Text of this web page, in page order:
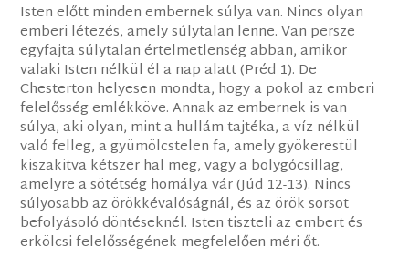
Isten előtt minden embernek súlya van. Nincs olyan
emberi létezés, amely súlytalan lenne. Van persze
egyfajta súlytalan értelmetlenség abban, amikor
valaki Isten nélkül él a nap alatt (Préd 1). De
Chesterton helyesen mondta, hogy a pokol az emberi
felelősség emlékköve. Annak az embernek is van
súlya, aki olyan, mint a hullám tajtéka, a víz nélkül
való felleg, a gyümölcstelen fa, amely gyökerestül
kiszakitva kétszer hal meg, vagy a bolygócsillag,
amelyre a sötétség homálya vár (Júd 12-13). Nincs
súlyosabb az örökkévalóságnál, és az örök sorsot
befolyásoló döntéseknél. Isten tiszteli az embert és
erkölcsi felelősségének megfelelően méri őt.